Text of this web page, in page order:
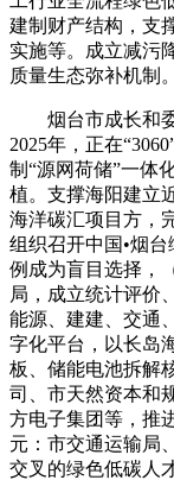
建制财产结构，支
实施等。成立减污
质量生态弥补机制。
烟台市成长和委
2025年，正在
制“源网荷储”一体
植。支撑海阳建立
海洋碳汇项目方，
组织召开中国•烟
例成为盲目选择，
局，成立统计评价
能源、建建、交通
字化平台，以长岛
板、储能电池拆解
司、市天然资本和
方电子集团等，推
元：市交通运输局
交叉的绿色低碳人